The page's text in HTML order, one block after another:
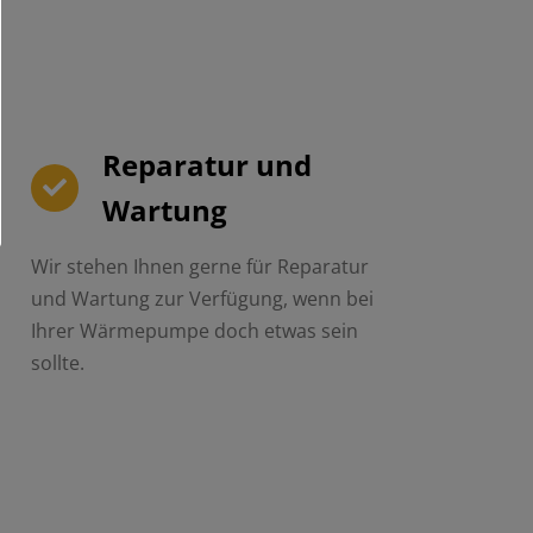
Reparatur und
Wartung
Wir stehen Ihnen gerne für Reparatur
und Wartung zur Verfügung, wenn bei
Ihrer Wärmepumpe doch etwas sein
sollte.